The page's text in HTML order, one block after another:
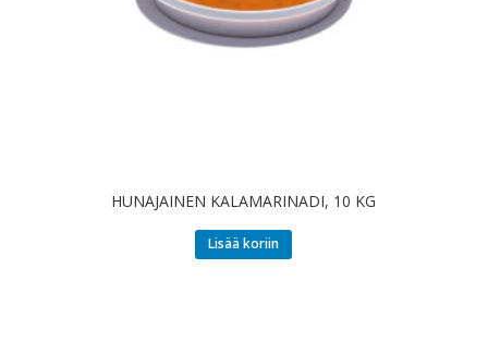
HUNAJAINEN KALAMARINADI, 10 KG
Lisää koriin